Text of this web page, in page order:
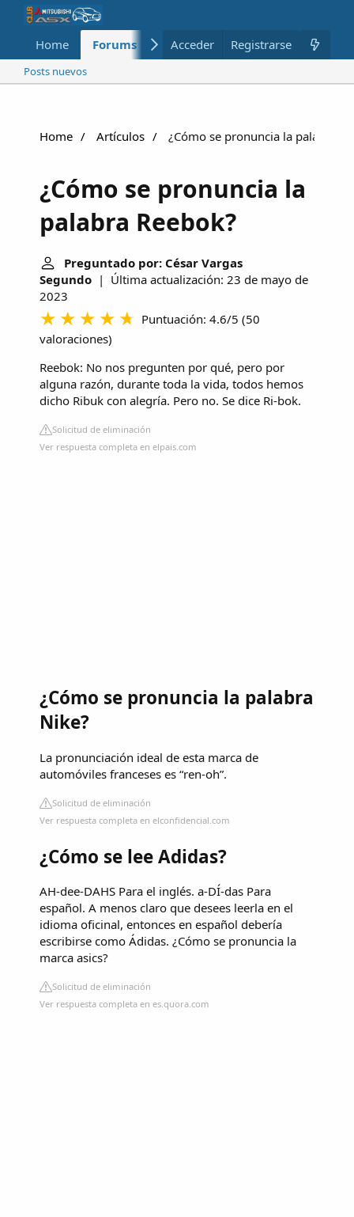
Home Forums Nuevo Miembros
Acceder Registrarse
Posts nuevos
Home Artículos ¿Cómo se pronuncia la palabra
¿Cómo se pronuncia la
palabra Reebok?
Preguntado por: César Vargas
Segundo | Última actualización: 23 de mayo de
2023
Puntuación: 4.6/5 (50
valoraciones)
Reebok: No nos pregunten por qué, pero por
alguna razón, durante toda la vida, todos hemos
dicho Ribuk con alegría. Pero no. Se dice Ri-bok.
Solicitud de eliminación
Ver respuesta completa en elpais.com
¿Cómo se pronuncia la palabra
Nike?
La pronunciación ideal de esta marca de
automóviles franceses es “ren-oh”.
Solicitud de eliminación
Ver respuesta completa en elconfidencial.com
¿Cómo se lee Adidas?
AH-dee-DAHS Para el inglés. a-DÍ-das Para
español. A menos claro que desees leerla en el
idioma oficinal, entonces en español debería
escribirse como Ádidas. ¿Cómo se pronuncia la
marca asics?
Solicitud de eliminación
Ver respuesta completa en es.quora.com